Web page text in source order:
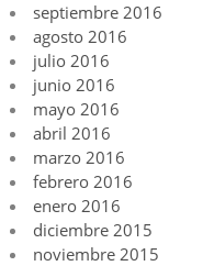
septiembre 2016
agosto 2016
julio 2016
junio 2016
mayo 2016
abril 2016
marzo 2016
febrero 2016
enero 2016
diciembre 2015
noviembre 2015